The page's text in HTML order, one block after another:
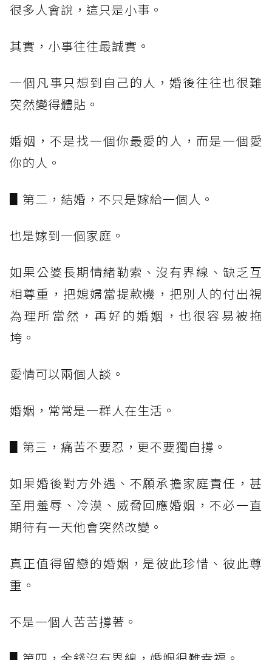
很多人會說，這只是小事。
其實，小事往往最誠實。
一個凡事只想到自己的人，婚後往往也很難
突然變得體貼。
婚姻，不是找一個你最愛的人，而是一個愛
你的人。
▋第二，結婚，不只是嫁給一個人。
也是嫁到一個家庭。
如果公婆長期情緒勒索、沒有界線、缺乏互
相尊重，把媳婦當提款機，把別人的付出視
為理所當然，再好的婚姻，也很容易被拖
垮。
愛情可以兩個人談。
婚姻，常常是一群人在生活。
▋第三，痛苦不要忍，更不要獨自撐。
如果婚後對方外遇、不願承擔家庭責任，甚
至用羞辱、冷漠、威脅回應婚姻，不必一直
期待有一天他會突然改變。
真正值得留戀的婚姻，是彼此珍惜、彼此尊
重。
不是一個人苦苦撐著。